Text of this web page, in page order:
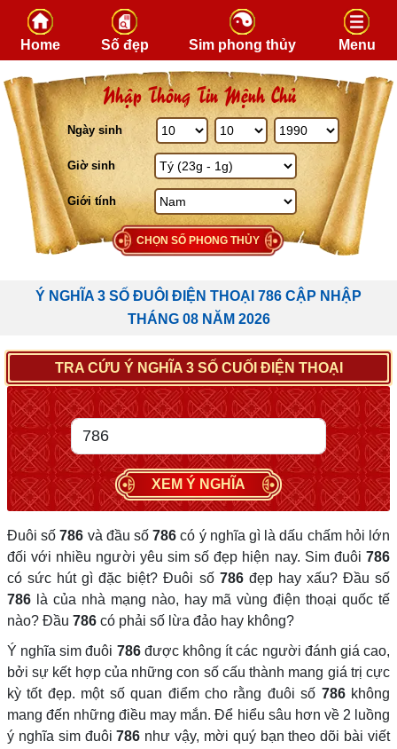
Skip to content
Home Số đẹp Sim phong thủy Menu
Nhập Thông Tin Mệnh Chủ
Ngày sinh
Giờ sinh
Giới tính
CHỌN SỐ PHONG THỦY
Ý NGHĨA 3 SỐ ĐUÔI ĐIỆN THOẠI 786 CẬP NHẬP
THÁNG 08 NĂM 2026
TRA CỨU Ý NGHĨA 3 SỐ CUỐI ĐIỆN THOẠI
XEM Ý NGHĨA
Đuôi số786 và đầu số786 có ý nghĩa gì là dấu chấm hỏi lớn
đối với nhiều người yêu sim số đẹp hiện nay. Sim đuôi 786
có sức hút gì đặc biệt? Đuôi số 786đẹp hay xấu? Đầu số
786 là của nhà mạng nào, hay mã vùng điện thoại quốc tế
nào? Đầu 786 có phải số lừa đảo hay không?
Ý nghĩa sim đuôi 786được không ít các người đánh giá cao,
bởi sự kết hợp của những con số cấu thành mang giá trị cực
kỳ tốt đẹp. một số quan điểm cho rằng đuôi số 786không
mang đến những điều may mắn. Để hiểu sâu hơn về 2 luồng
ý nghĩa sim đuôi786 như vậy, mời quý bạn theo dõi bài viết